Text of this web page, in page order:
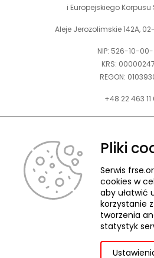
i Europejskiego
Aleje Jerozolimskie 142A,
NIP: 526-10-
KRS:
REGON:
+48 22 463 11
Zapraszamy do kontaktu
© 2026 Fundacja Rozwoju
Ochrona danych osobowych
ZGŁASZANIE
Pliki
Serwis
cookies w
aby ułatwić
korzystanie
tworzenia
statystyk